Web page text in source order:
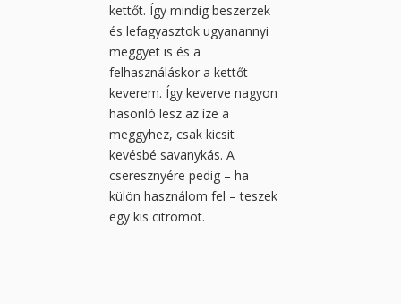
kettőt. Így mindig beszerzek
és lefagyasztok ugyanannyi
meggyet is és a
felhasználáskor a kettőt
keverem. Így keverve nagyon
hasonló lesz az íze a
meggyhez, csak kicsit
kevésbé savanykás. A
cseresznyére pedig – ha
külön használom fel – teszek
egy kis citromot.